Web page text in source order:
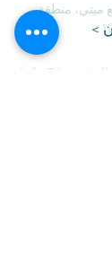
المبنى 7، مجمع ميتي، منطقة
>